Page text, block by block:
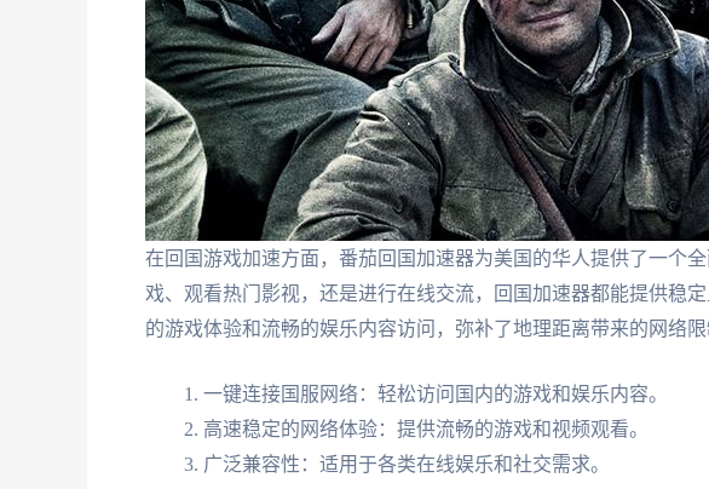
在回国游戏加速方面，番茄回国加速器为美国的华人提供了一个
戏、观看热门影视，还是进行在线交流，回国加速器都能提供稳
的游戏体验和流畅的娱乐内容访问，弥补了地理距离带来的网络限
一键连接国服网络：轻松访问国内的游戏和娱乐内容。
高速稳定的网络体验：提供流畅的游戏和视频观看。
广泛兼容性：适用于各类在线娱乐和社交需求。